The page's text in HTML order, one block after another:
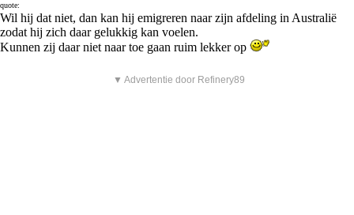
quote:
Wil hij dat niet, dan kan hij emigreren naar zijn afdeling in Australië
zodat hij zich daar gelukkig kan voelen.
Kunnen zij daar niet naar toe gaan ruim lekker op
▼ Advertentie door Refinery89